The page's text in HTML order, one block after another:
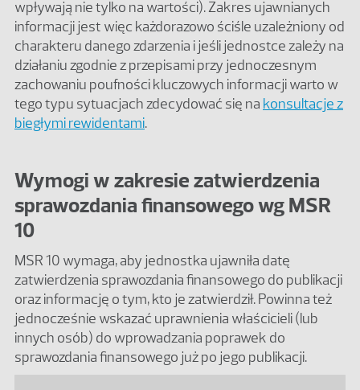
wpływają nie tylko na wartości). Zakres ujawnianych
informacji jest więc każdorazowo ściśle uzależniony od
charakteru danego zdarzenia i jeśli jednostce zależy na
działaniu zgodnie z przepisami przy jednoczesnym
zachowaniu poufności kluczowych informacji warto w
tego typu sytuacjach zdecydować się na konsultacje z
biegłymi rewidentami.
Wymogi w zakresie zatwierdzenia
sprawozdania finansowego wg MSR
10
MSR 10 wymaga, aby jednostka ujawniła datę
zatwierdzenia sprawozdania finansowego do publikacji
oraz informację o tym, kto je zatwierdził. Powinna też
jednocześnie wskazać uprawnienia właścicieli (lub
innych osób) do wprowadzania poprawek do
sprawozdania finansowego już po jego publikacji.